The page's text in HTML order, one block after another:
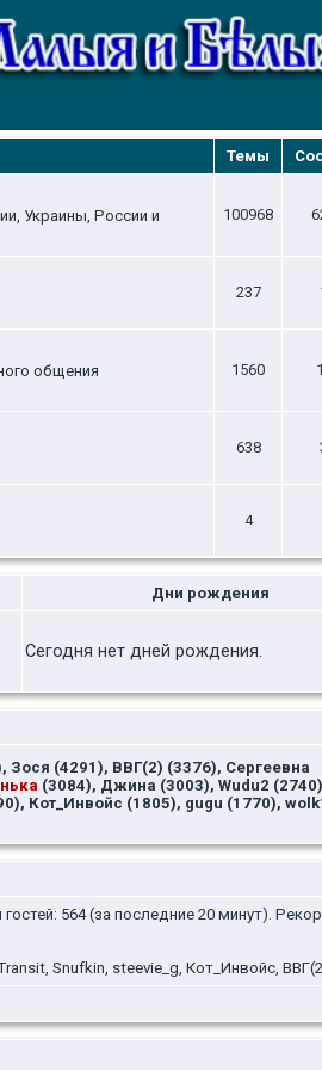
Темы
Украины, России и
100968
237
общения
1560
638
4
Дни рождения
Сегодня нет дней рождения.
Зося (4291), ВВГ(2) (3376), Сергеевна
(3084), Джина (3003), Wudu2
Кот_Инвойс (1805), gugu (1770),
564 (за последние 20 минут).
Snufkin, steevie_g, Кот_Инвойс,